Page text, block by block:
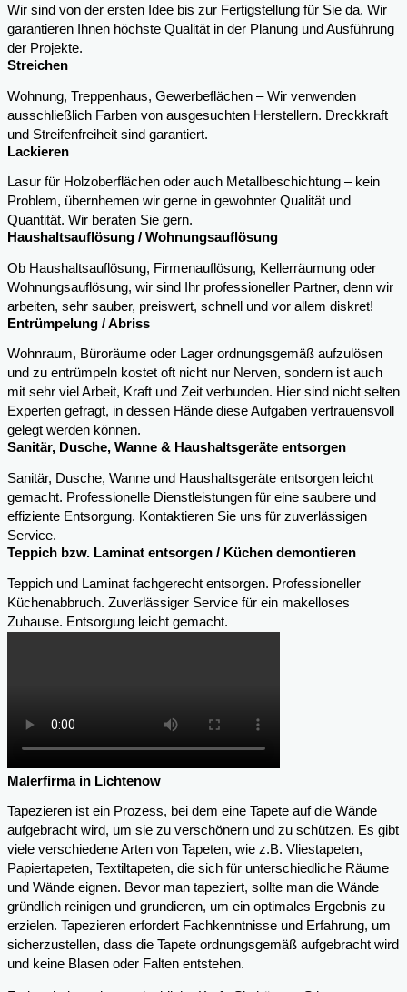
Wir sind von der ersten Idee bis zur Fertigstellung für Sie da. Wir
garantieren Ihnen höchste Qualität in der Planung und Ausführung
der Projekte.
Streichen
Wohnung, Treppenhaus, Gewerbeflächen – Wir verwenden
ausschließlich Farben von ausgesuchten Herstellern. Dreckkraft
und Streifenfreiheit sind garantiert.
Lackieren
Lasur für Holzoberflächen oder auch Metallbeschichtung – kein
Problem, übernhemen wir gerne in gewohnter Qualität und
Quantität. Wir beraten Sie gern.
Haushaltsauflösung / Wohnungsauflösung
Ob Haushaltsauflösung, Firmenauflösung, Kellerräumung oder
Wohnungsauflösung, wir sind Ihr professioneller Partner, denn wir
arbeiten, sehr sauber, preiswert, schnell und vor allem diskret!
Entrümpelung / Abriss
Wohnraum, Büroräume oder Lager ordnungsgemäß aufzulösen
und zu entrümpeln kostet oft nicht nur Nerven, sondern ist auch
mit sehr viel Arbeit, Kraft und Zeit verbunden. Hier sind nicht selten
Experten gefragt, in dessen Hände diese Aufgaben vertrauensvoll
gelegt werden können.
Sanitär, Dusche, Wanne & Haushaltsgeräte entsorgen
Sanitär, Dusche, Wanne und Haushaltsgeräte entsorgen leicht
gemacht. Professionelle Dienstleistungen für eine saubere und
effiziente Entsorgung. Kontaktieren Sie uns für zuverlässigen
Service.
Teppich bzw. Laminat entsorgen / Küchen demontieren
Teppich und Laminat fachgerecht entsorgen. Professioneller
Küchenabbruch. Zuverlässiger Service für ein makelloses
Zuhause. Entsorgung leicht gemacht.
Malerfirma in Lichtenow
Tapezieren ist ein Prozess, bei dem eine Tapete auf die Wände
aufgebracht wird, um sie zu verschönern und zu schützen. Es gibt
viele verschiedene Arten von Tapeten, wie z.B. Vliestapeten,
Papiertapeten, Textiltapeten, die sich für unterschiedliche Räume
und Wände eignen. Bevor man tapeziert, sollte man die Wände
gründlich reinigen und grundieren, um ein optimales Ergebnis zu
erzielen. Tapezieren erfordert Fachkenntnisse und Erfahrung, um
sicherzustellen, dass die Tapete ordnungsgemäß aufgebracht wird
und keine Blasen oder Falten entstehen.